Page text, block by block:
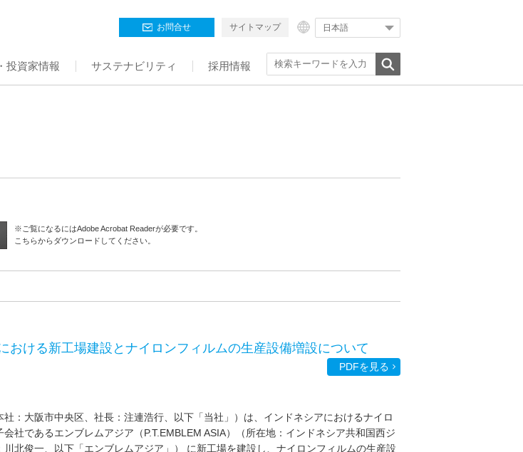
お問合せ サイトマップ 日本語
投資家情報 サステナビリティ 採用情報
※ご覧になるにはAdobe Acrobat Readerが必要です。
こちらからダウンロードしてください。
おける新工場建設とナイロンフィルムの生産設備増設について
PDFを見る
：大阪市中央区、社長：注連浩行、以下「当社」）は、インドネシアにおけるナイロ
会社であるエンブレムアジア（P.T.EMBLEM ASIA）（所在地：インドネシア共和国西ジ
川北俊一、以下「エンブレムアジア」） に新工場を建設し、ナイロンフィルムの生産設